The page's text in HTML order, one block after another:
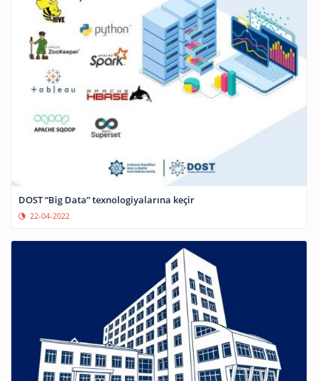
DOST “Big Data” texnologiyalarına keçir
22-04-2022